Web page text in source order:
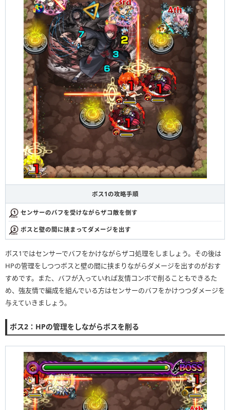
ボス1の攻略手順
センサーのバフを受けながらザコ敵を倒す
ボスと壁の間に挟まってダメージを出す
ボス1ではセンサーでバフをかけながらザコ処理をしましょう。その後は
HPの管理をしつつボスと壁の間に挟まりながらダメージを出すのがおす
すめです。また、バフが入っていれば友情コンボで削ることもできるた
め、強友情で編成を組んでいる方はセンサーのバフをかけつつダメージを
与えていきましょう。
ボス2：HPの管理をしながらボスを削る